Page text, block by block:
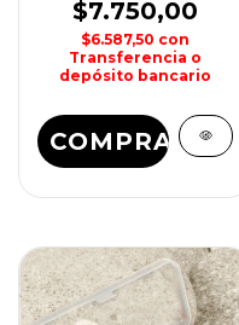
$7.750,00
$6.587,50 con
Transferencia o
depósito bancario